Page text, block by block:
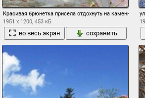
Красивая брюнетка присела отдохнуть на каменную
1951 x 1200, 453 кБ
во весь экран сохранить